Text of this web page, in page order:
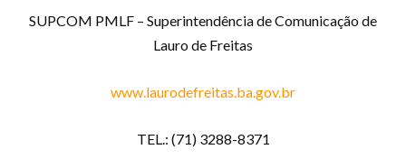
SUPCOM PMLF – Superintendência de Comunicação de
Lauro de Freitas
www.laurodefreitas.ba.gov.br
TEL.: (71) 3288-8371